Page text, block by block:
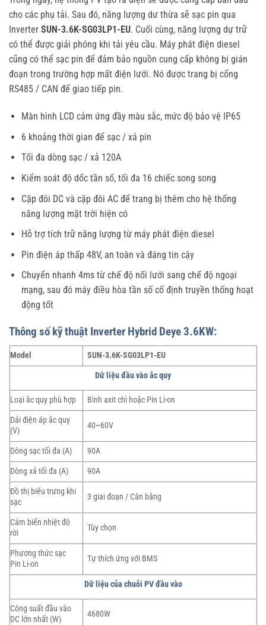
cho các phụ tải. Sau đó, năng lượng dư thừa sẽ sạc pin qua
Inverter SUN-3.6K-SG03LP1-EU. Cuối cùng, năng lượng dự trữ
có thể được giải phóng khi tải yêu cầu. Máy phát điện diesel
cũng có thể sạc pin để đảm bảo nguồn cung cấp không bị gián
đoạn trong trường hợp mất điện lưới. Nó được trang bị cổng
RS485 / CAN để giao tiếp pin.
Màn hình LCD cảm ứng đầy màu sắc, mức độ bảo vệ IP65
6 khoảng thời gian để sạc / xả pin
Tối đa dòng sạc / xả 120A
Kiểm soát độ dốc tần số, tối đa 16 chiếc song song
Cặp đôi DC và cặp đôi AC để trang bị thêm cho hệ thống
năng lượng mặt trời hiện có
Hỗ trợ tích trữ năng lượng từ máy phát điện diesel
Pin điện áp thấp 48V, an toàn và đáng tin cậy
Chuyển nhanh 4ms từ chế độ nối lưới sang chế độ ngoại
mạng, sau đó máy điều hòa tần số cố định truyền thống hoạt
động tốt
Thông số kỹ thuật Inverter Hybrid Deye 3.6KW:
Model
SUN-3.6K-SG03LP1-EU
Dữ liệu đầu vào ắc quy
Loại ắc quy phù hợp
Bình axit chì hoặc Pin Li-on
Dải điện áp ắc quy
(V)
40~60V
Dòng sạc tối đa (A)
90A
Dòng xả tối đa (A)
90A
Đồ thị biểu trưng khi
sạc
3 giai đoạn / Cân bằng
Cảm biến nhiệt độ
rời
Tùy chọn
Phương thức sạc
Pin Li-on
Tự thích ứng với BMS
Dữ liệu của chuỗi PV đầu vào
Công suất đầu vào
DC lớn nhất (W)
4680W